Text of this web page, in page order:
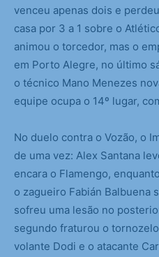
venceu apenas dois e
casa por 3 a 1 sobre o
animou o torcedor, mas o
em Porto Alegre, no último
o técnico Mano Menezes
equipe ocupa o 14º lugar,
No duelo contra o Vozão, o
de uma vez: Alex Santana
encara o Flamengo,
o zagueiro Fabián Balbuena
sofreu uma lesão no
segundo fraturou o
volante Dodi e o atacante